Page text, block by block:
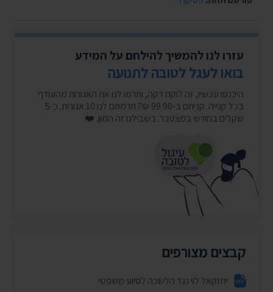
עזרו לנו להמשיך להילחם על המידע
בואו לעגל לטובה לתנועה
היכנסו עכשיו, זה לוקח דקה, ותרמו לנו את האגורות מהעודף
בכל קנייה. קניתם ב-99.90 ₪? תרמתם לנו 10 אגורות. כ-5
שקלים בחודש במצטבר. בשבילנו זה המון. ❤️
קבצים מצורפים
יחזקאל לוי נגד הלשכה לסיוע משפטי